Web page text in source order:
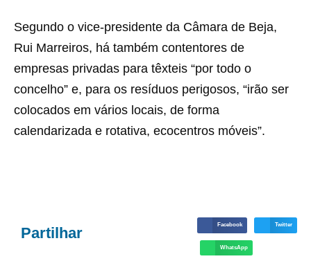
Segundo o vice-presidente da Câmara de Beja,
Rui Marreiros, há também contentores de
empresas privadas para têxteis “por todo o
concelho” e, para os resíduos perigosos, “irão ser
colocados em vários locais, de forma
calendarizada e rotativa, ecocentros móveis”.
Partilhar Facebook Twitter
WhatsApp